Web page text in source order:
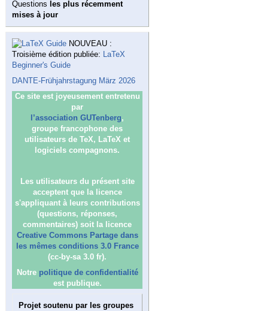
Questions les plus récemment
mises à jour
NOUVEAU :
Troisième édition publiée: LaTeX
Beginner's Guide
DANTE-Frühjahrstagung März 2026
Ce site est joyeusement entretenu
par
l’association GUTenberg,
groupe francophone des
utilisateurs de TeX, LaTeX et
logiciels compagnons.
Les utilisateurs du présent site
acceptent que la licence
s'appliquant à leurs contributions
(questions, réponses,
commentaires) soit la licence
Creative Commons Partage dans
les mêmes conditions 3.0 France
(cc-by-sa 3.0 fr).
Notre politique de confidentialité
est publique.
Projet soutenu par les groupes